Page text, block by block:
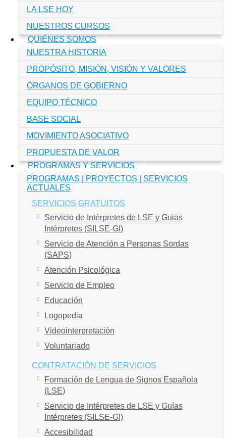
LA LSE HOY
NUESTROS CURSOS
QUIÉNES SOMOS
NUESTRA HISTORIA
PROPÓSITO, MISIÓN, VISIÓN Y VALORES
ÓRGANOS DE GOBIERNO
EQUIPO TÉCNICO
BASE SOCIAL
MOVIMIENTO ASOCIATIVO
PROPUESTA DE VALOR
PROGRAMAS Y SERVICIOS
PROGRAMAS | PROYECTOS | SERVICIOS
ACTUALES
SERVICIOS GRATUITOS
Servicio de Intérpretes de LSE y Guias
Intérpretes (SILSE-GI)
Servicio de Atención a Personas Sordas
(SAPS)
Atención Psicológica
Servicio de Empleo
Educación
Logopedia
Videointerpretación
Voluntariado
CONTRATACIÓN DE SERVICIOS
Formación de Lengua de Signos Española
(LSE)
Servicio de Intérpretes de LSE y Guías
Intérpretes (SILSE-GI)
Accesibilidad